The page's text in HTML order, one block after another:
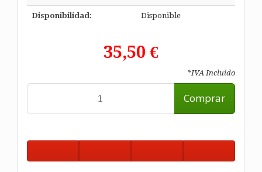
Disponibilidad: Disponible
35,50 €
*IVA Incluido
Comprar